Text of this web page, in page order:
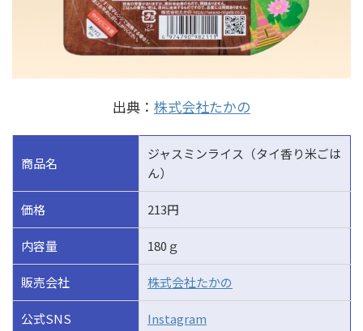
出典： 株式会社たかの
商品名
ジャスミンライス（タイ香り米ごは
ん）
価格 213円
内容量 180ｇ
販売会社 株式会社たかの
公式SNS Instagram